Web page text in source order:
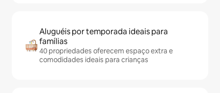
Aluguéis por temporada ideais para
famílias
40 propriedades oferecem espaço extra e
comodidades ideais para crianças